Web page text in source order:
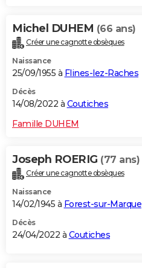
Michel DUHEM (66 ans)
Créer une cagnotte obsèques
Naissance
25/09/1955 à Flines-lez-Raches
Décès
14/08/2022 à Coutiches
Famille DUHEM
Joseph ROERIG (77 ans)
Créer une cagnotte obsèques
Naissance
14/02/1945 à Forest-sur-Marque
Décès
24/04/2022 à Coutiches